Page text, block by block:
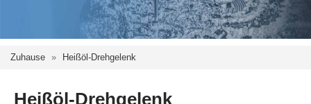
Zuhause » Heißöl-Drehgelenk
Heißöl-Drehgelenk